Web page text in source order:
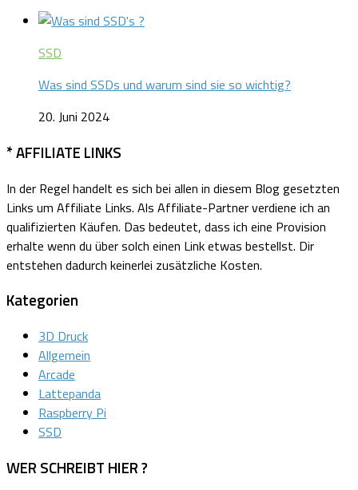
SSD
Was sind SSDs und warum sind sie so wichtig?
20. Juni 2024
* AFFILIATE LINKS
In der Regel handelt es sich bei allen in diesem Blog gesetzten
Links um Affiliate Links. Als Affiliate-Partner verdiene ich an
qualifizierten Käufen. Das bedeutet, dass ich eine Provision
erhalte wenn du über solch einen Link etwas bestellst. Dir
entstehen dadurch keinerlei zusätzliche Kosten.
Kategorien
3D Druck
Allgemein
Arcade
Lattepanda
Raspberry Pi
SSD
WER SCHREIBT HIER ?